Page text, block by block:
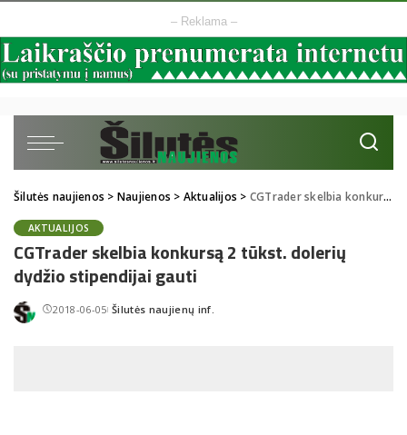
– Reklama –
Šilutės naujienos > Naujienos > Aktualijos > CGTrader skelbia konkursą 2 tūkst. dolerių dydžio stipendijai gauti
AKTUALIJOS
CGTrader skelbia konkursą 2 tūkst. dolerių
dydžio stipendijai gauti
2018-06-05Posted
Šilutės naujienų inf.